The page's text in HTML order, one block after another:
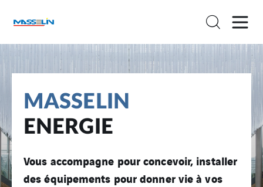
MASSELIN
ENERGIE
Vous accompagne pour concevoir, installer
des équipements pour donner vie à vos